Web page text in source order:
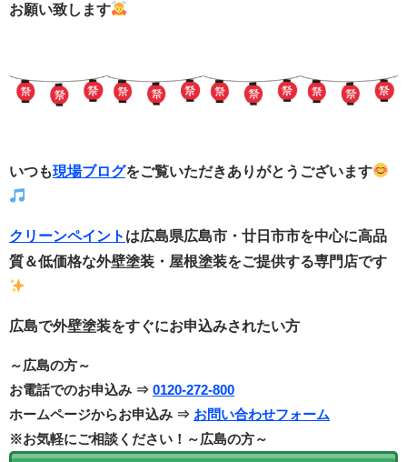
お願い致します
いつも現場ブログをご覧いただきありがとうございます
クリーンペイント は広島県広島市・廿日市市を中心に高品
質＆低価格な外壁塗装・ 屋根塗装をご提供する専門店です
広島で外壁塗装をすぐにお申込みされたい方
～広島の方～
お電話でのお申込み ⇒ 0120-272-800
ホームページからお申込み ⇒ お問い合わせフォーム
※お気軽にご相談ください！～広島の方～